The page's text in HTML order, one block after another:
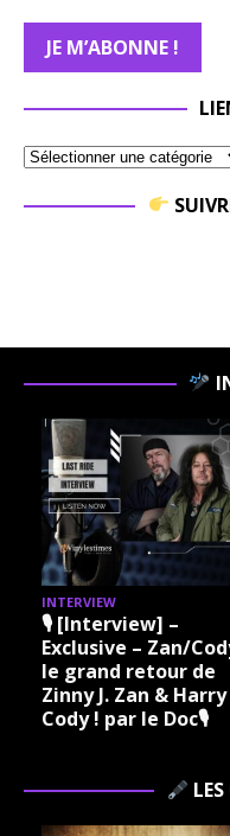
INTERVIEW
🎙 [Interview] –
Exclusive – Zan/
le grand retour de
Zinny J. Zan & Harry
Cody ! par le Doc🎙